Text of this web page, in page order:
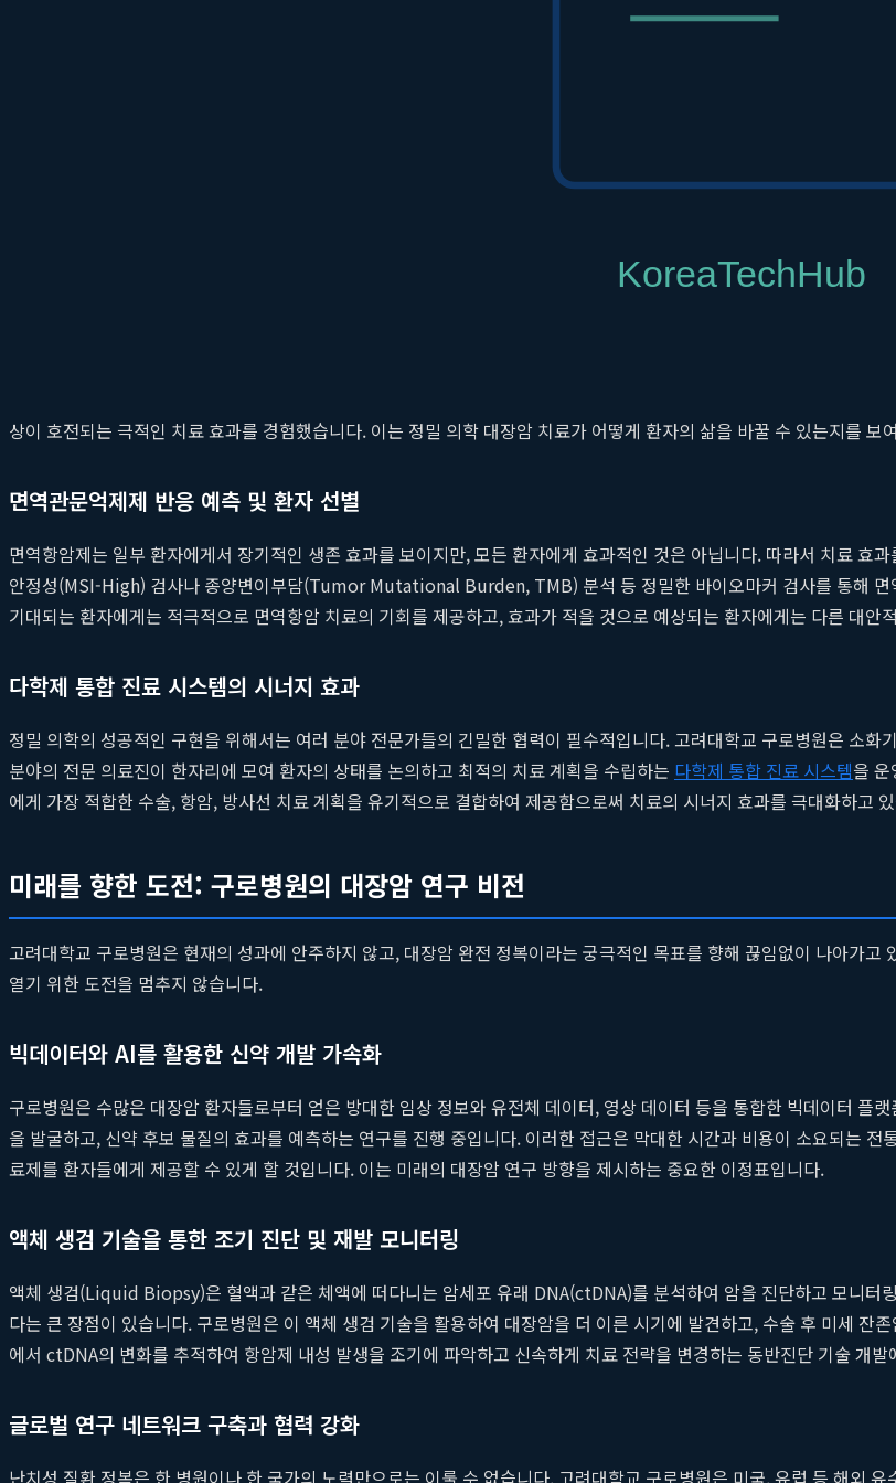
고려대학교 구로병원의 선도적인 연구는 실험실에만 머무르지 않고, 실제 임상 현장에 빠르게 적용되어 환자들의 치료
전이성 대장암 환자 A씨는 여러 차례의 항암 치료에도 불구하고 병이 계속 진행되어 절망적인 상황이었습니다. 하지만
상이 호전되는 극적인 치료 효과를 경험했습니다. 이는 정밀 의학 대장암 치료가 어떻게 환자의 삶을 바꿀 수 있는지를 보
면역관문억제제 반응 예측 및 환자 선별
면역항암제는 일부 환자에게서 장기적인 생존 효과를 보이지만, 모든 환자에게 효과적인 것은 아닙니다. 따라서 치료 효
안정성(MSI-High) 검사나 종양변이부담(Tumor Mutational Burden, TMB) 분석 등 정밀한 바이오마커 검사를 통해 면
기대되는 환자에게는 적극적으로 면역항암 치료의 기회를 제공하고, 효과가 적을 것으로 예상되는 환자에게는 다른 대
다학제 통합 진료 시스템의 시너지 효과
정밀 의학의 성공적인 구현을 위해서는 여러 분야 전문가들의 긴밀한 협력이 필수적입니다. 고려대학교 구로병원은 소
분야의 전문 의료진이 한자리에 모여 환자의 상태를 논의하고 최적의 치료 계획을 수립하는 다학제 통합 진료 시스템을
에게 가장 적합한 수술, 항암, 방사선 치료 계획을 유기적으로 결합하여 제공함으로써 치료의 시너지 효과를 극대화하고
미래를 향한 도전: 구로병원의 대장암 연구 비전
고려대학교 구로병원은 현재의 성과에 안주하지 않고, 대장암 완전 정복이라는 궁극적인 목표를 향해 끊임없이 나아가
열기 위한 도전을 멈추지 않습니다.
빅데이터와 AI를 활용한 신약 개발 가속화
구로병원은 수많은 대장암 환자들로부터 얻은 방대한 임상 정보와 유전체 데이터, 영상 데이터 등을 통합한 빅데이터 플
을 발굴하고, 신약 후보 물질의 효과를 예측하는 연구를 진행 중입니다. 이러한 접근은 막대한 시간과 비용이 소요되는
료제를 환자들에게 제공할 수 있게 할 것입니다. 이는 미래의 대장암 연구 방향을 제시하는 중요한 이정표입니다.
액체 생검 기술을 통한 조기 진단 및 재발 모니터링
액체 생검(Liquid Biopsy)은 혈액과 같은 체액에 떠다니는 암세포 유래 DNA(ctDNA)를 분석하여 암을 진단하고 모니터
다는 큰 장점이 있습니다. 구로병원은 이 액체 생검 기술을 활용하여 대장암을 더 이른 시기에 발견하고, 수술 후 미세 잔
에서 ctDNA의 변화를 추적하여 항암제 내성 발생을 조기에 파악하고 신속하게 치료 전략을 변경하는 동반진단 기술 개
글로벌 연구 네트워크 구축과 협력 강화
난치성 질환 정복은 한 병원이나 한 국가의 노력만으로는 이룰 수 없습니다. 고려대학교 구로병원은 미국, 유럽 등 해외